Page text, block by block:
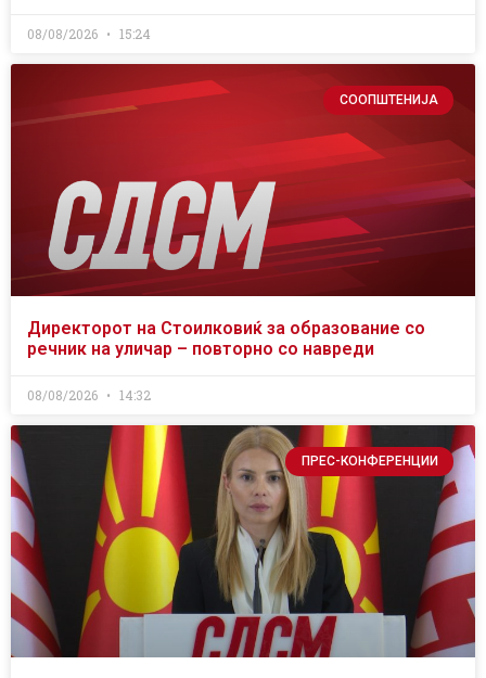
08/08/2026 15:24
СООПШТЕНИЈА
Директорот на Стоилковиќ за образование со
речник на уличар – повторно со навреди
08/08/2026 14:32
ПРЕС-КОНФЕРЕНЦИИ